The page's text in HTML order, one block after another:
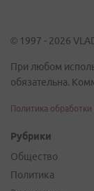
© 1997 - 2026
При любом
обязательна.
Политика
Рубрики
Общество
Политика